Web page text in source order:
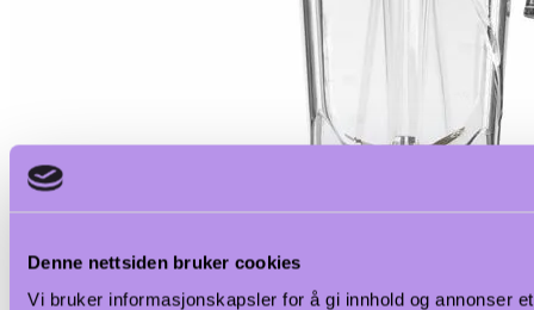
Denne nettsiden bruker cookies
Vi bruker informasjonskapsler for å gi innhold og annonser